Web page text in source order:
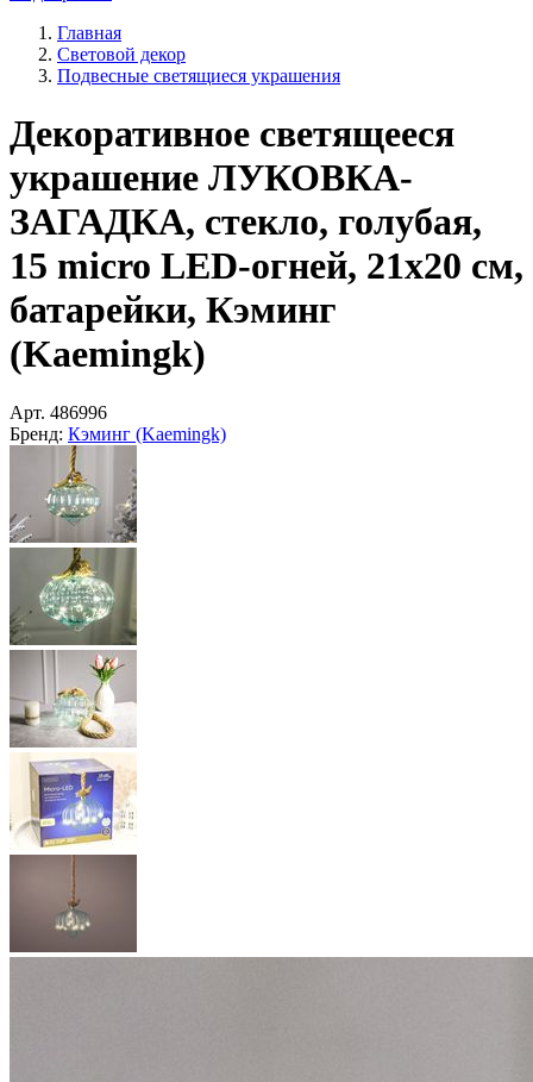
Главная
Световой декор
Подвесные светящиеся украшения
Декоративное светящееся
украшение ЛУКОВКА-
ЗАГАДКА, стекло, голубая,
15 micro LED-огней, 21х20 см,
батарейки, Кэминг
(Kaemingk)
Арт. 486996
Бренд: Кэминг (Kaemingk)